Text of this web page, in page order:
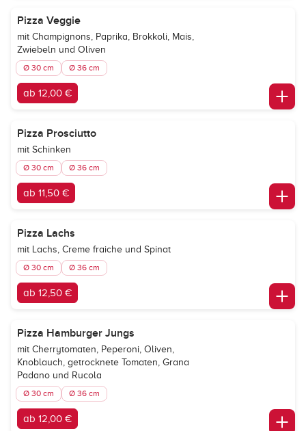
Pizza Veggie
mit Champignons, Paprika, Brokkoli, Mais,
Zwiebeln und Oliven
Ø 30 cm Ø 36 cm
ab 12,00 €
Pizza Prosciutto
mit Schinken
Ø 30 cm Ø 36 cm
ab 11,50 €
Pizza Lachs
mit Lachs, Creme fraiche und Spinat
Ø 30 cm Ø 36 cm
ab 12,50 €
Pizza Hamburger Jungs
mit Cherrytomaten, Peperoni, Oliven,
Knoblauch, getrocknete Tomaten, Grana
Padano und Rucola
Ø 30 cm Ø 36 cm
ab 12,00 €